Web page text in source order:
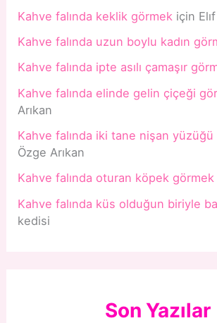
Kahve falında keklik görmek için
Kahve falında uzun boylu kadın
Kahve falında ipte asılı çamaşır
Kahve falında elinde gelin çiçeği
Arıkan
Kahve falında iki tane nişan
Özge Arıkan
Kahve falında oturan köpek görmek
Kahve falında küs olduğun biriyle
kedisi
Son Yazılar